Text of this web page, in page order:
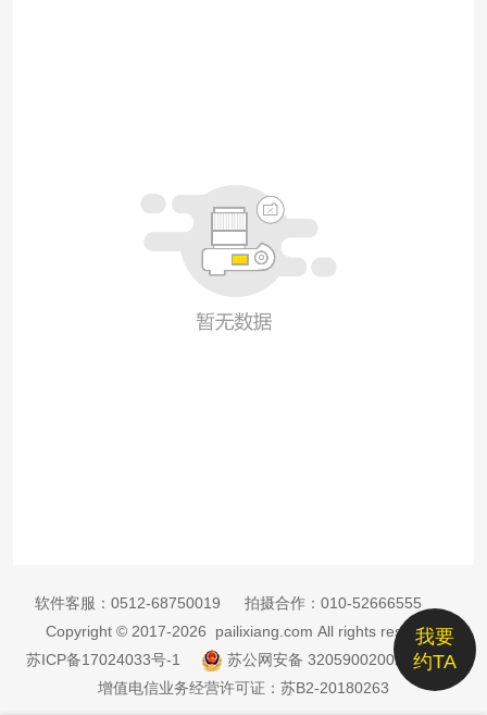
我要
约TA
软件客服： 0512-68750019 拍摄合作： 010-52666555
Copyright © 2017-2026 pailixiang.com All rights reserved
苏ICP备17024033号-1
苏公网安备 32059002002885号
增值电信业务经营许可证：苏B2-20180263